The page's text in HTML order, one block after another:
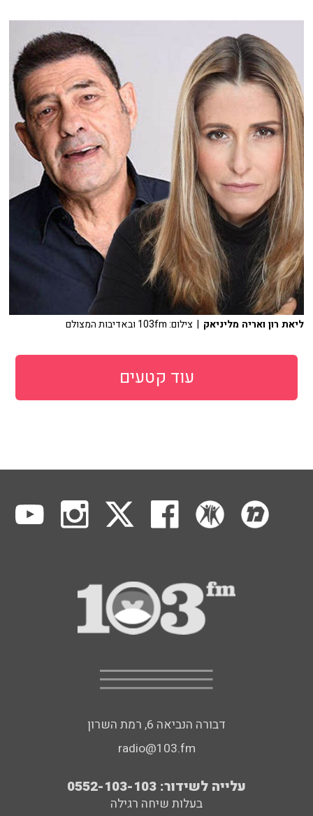
ליאת רון ואריה מליניאק | צילום: 103fm ובאדיבות המצולם
עוד קטעים
דבורה הנביאה 6, רמת השרון
radio@103.fm
עלייה לשידור: 0552-103-103
בעלות שיחה רגילה